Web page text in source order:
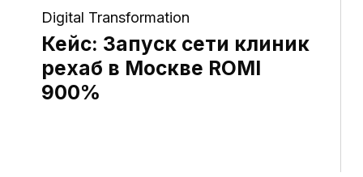
Digital Transformation
Кейс: Запуск сети клиник
рехаб в Москве ROMI
900%